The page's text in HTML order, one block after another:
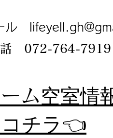
ル
話 072-764-7919
ム空室情
チラ👈